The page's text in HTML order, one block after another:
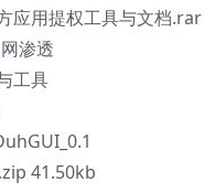
应用提权工具与文档
渗透
工具
41.50kb